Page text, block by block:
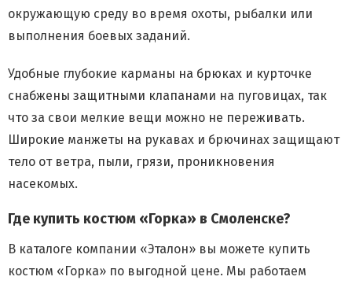
окружающую среду во время охоты, рыбалки или
выполнения боевых заданий.
Удобные глубокие карманы на брюках и курточке
снабжены защитными клапанами на пуговицах, так
что за свои мелкие вещи можно не переживать.
Широкие манжеты на рукавах и брючинах защищают
тело от ветра, пыли, грязи, проникновения
насекомых.
Где купить костюм «Горка» в Смоленске?
В каталоге компании «Эталон» вы можете купить
костюм «Горка» по выгодной цене. Мы работаем